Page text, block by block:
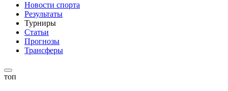
Новости спорта
Результаты
Турниры
Статьи
Прогнозы
Трансферы
топ